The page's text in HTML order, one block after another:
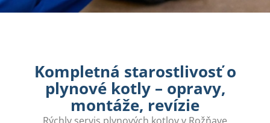
Kompletná starostlivosť o
plynové kotly – opravy,
montáže, revízie